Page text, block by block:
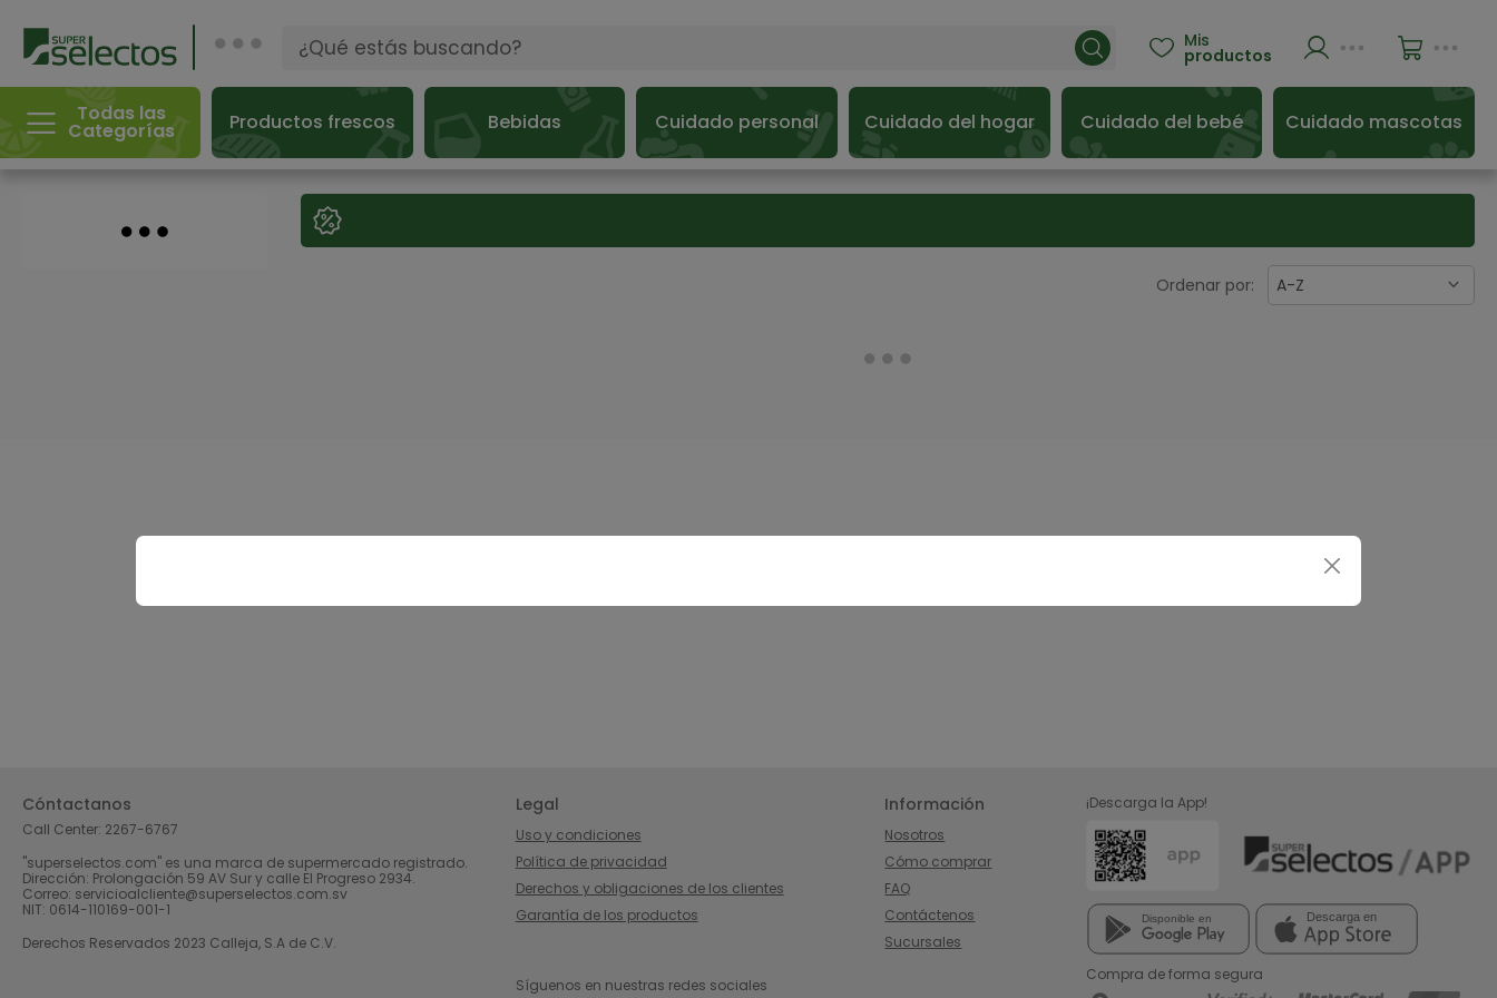
 Mis
productos
Todas las
Categorías Productos frescos Bebidas Cuidado personal Cuidado del hogar Cuidado del bebé Cuidado mascotas
Ordenar por: A-Z
Cóntactanos
Call Center: 2267-6767
"superselectos.com" es una marca de supermercado registrado.
Dirección: Prolongación 59 AV Sur y calle El Progreso 2934.
Correo: servicioalcliente@superselectos.com.sv
NIT: 0614-110169-001-1
Derechos Reservados 2023 Calleja, S.A de C.V.
Legal
Uso y condiciones
Política de privacidad
Derechos y obligaciones de los clientes
Garantía de los productos
Información
Nosotros
Cómo comprar
FAQ
Contáctenos
Sucursales
Síguenos en nuestras redes sociales
¡Descarga la App!
Compra de forma segura